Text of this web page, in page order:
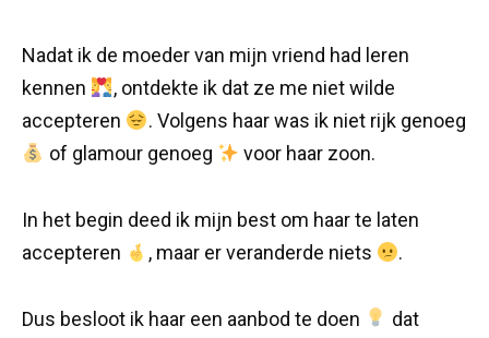
Nadat ik de moeder van mijn vriend had leren
kennen
, ontdekte ik dat ze me niet wilde
accepteren
. Volgens haar was ik niet rijk genoeg
of glamour genoeg
voor haar zoon.
In het begin deed ik mijn best om haar te laten
accepteren
, maar er veranderde niets .
Dus besloot ik haar een aanbod te doen
dat